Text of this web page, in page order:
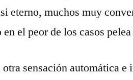
eterno, muchos muy
el peor de los casos
sensación automática e